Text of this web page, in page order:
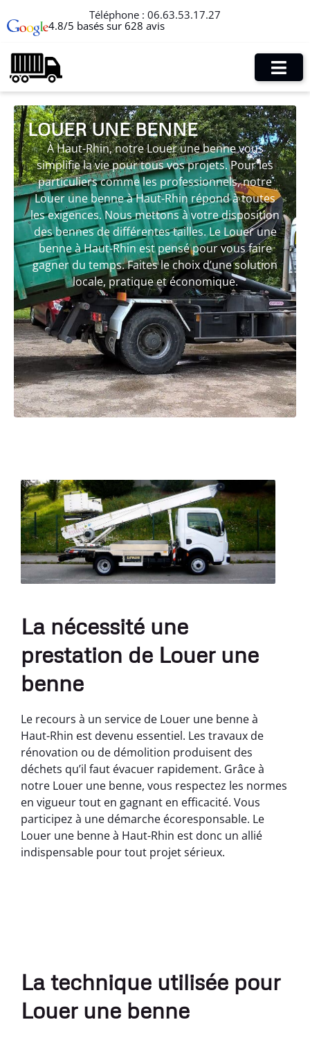
Téléphone : 06.63.53.17.27
4.8/5 basés sur 628 avis
LOUER UNE BENNE
À Haut-Rhin, notre Louer une benne vous
simplifie la vie pour tous vos projets. Pour les
particuliers comme les professionnels, notre
Louer une benne à Haut-Rhin répond à toutes
les exigences. Nous mettons à votre disposition
des bennes de différentes tailles. Le Louer une
benne à Haut-Rhin est pensé pour vous faire
gagner du temps. Faites le choix d’une solution
locale, pratique et économique.
La nécessité une
prestation de Louer une
benne
Le recours à un service de Louer une benne à
Haut-Rhin est devenu essentiel. Les travaux de
rénovation ou de démolition produisent des
déchets qu’il faut évacuer rapidement. Grâce à
notre Louer une benne, vous respectez les normes
en vigueur tout en gagnant en efficacité. Vous
participez à une démarche écoresponsable. Le
Louer une benne à Haut-Rhin est donc un allié
indispensable pour tout projet sérieux.
La technique utilisée pour
Louer une benne